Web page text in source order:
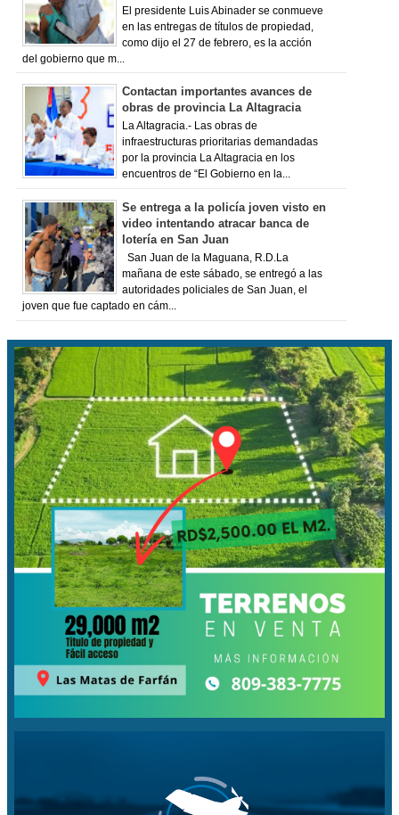
El presidente Luis Abinader se conmueve
en las entregas de títulos de propiedad,
como dijo el 27 de febrero, es la acción
del gobierno que m...
Contactan importantes avances de
obras de provincia La Altagracia
La Altagracia.- Las obras de
infraestructuras prioritarias demandadas
por la provincia La Altagracia en los
encuentros de “El Gobierno en la...
Se entrega a la policía joven visto en
video intentando atracar banca de
lotería en San Juan
San Juan de la Maguana, R.D.La
mañana de este sábado, se entregó a las
autoridades policiales de San Juan, el
joven que fue captado en cám...